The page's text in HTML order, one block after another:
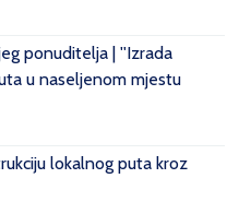
ponuditelja | ''Izrada
u naseljenom mjestu
lokalnog puta kroz